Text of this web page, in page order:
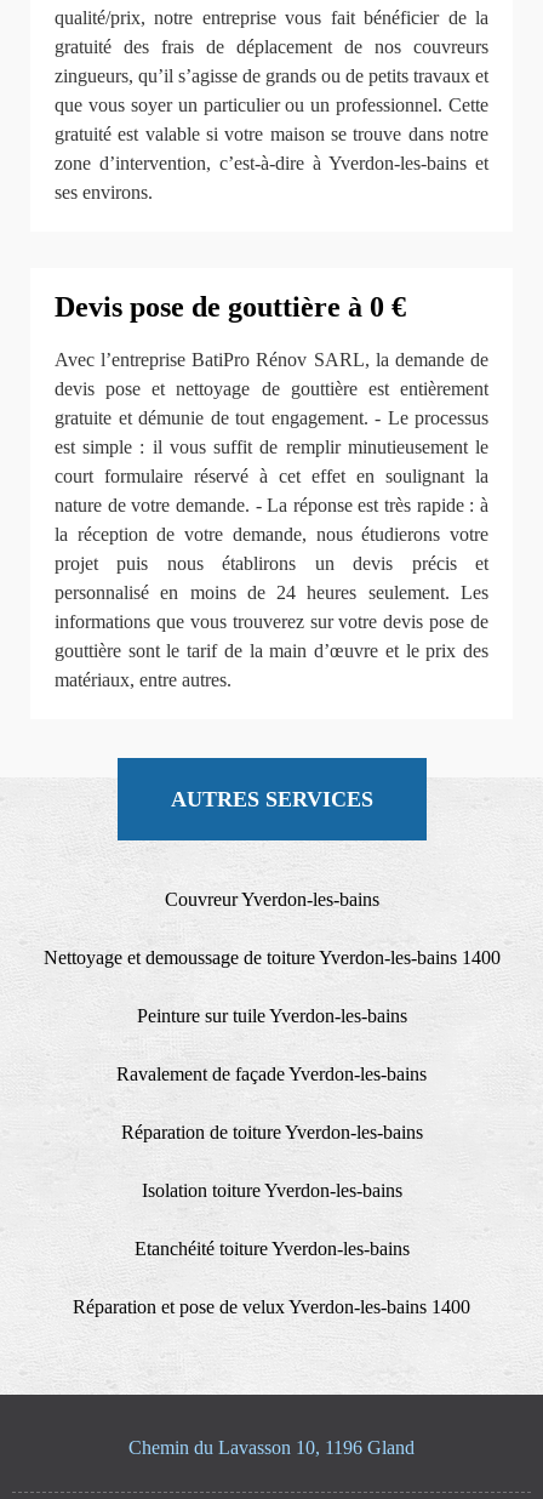
qualité/prix, notre entreprise vous fait bénéficier de la
gratuité des frais de déplacement de nos couvreurs
zingueurs, qu’il s’agisse de grands ou de petits travaux et
que vous soyer un particulier ou un professionnel. Cette
gratuité est valable si votre maison se trouve dans notre
zone d’intervention, c’est-à-dire à Yverdon-les-bains et
ses environs.
Devis pose de gouttière à 0 €
Avec l’entreprise BatiPro Rénov SARL, la demande de
devis pose et nettoyage de gouttière est entièrement
gratuite et démunie de tout engagement. - Le processus
est simple : il vous suffit de remplir minutieusement le
court formulaire réservé à cet effet en soulignant la
nature de votre demande. - La réponse est très rapide : à
la réception de votre demande, nous étudierons votre
projet puis nous établirons un devis précis et
personnalisé en moins de 24 heures seulement. Les
informations que vous trouverez sur votre devis pose de
gouttière sont le tarif de la main d’œuvre et le prix des
matériaux, entre autres.
AUTRES SERVICES
Couvreur Yverdon-les-bains
Nettoyage et demoussage de toiture Yverdon-les-bains 1400
Peinture sur tuile Yverdon-les-bains
Ravalement de façade Yverdon-les-bains
Réparation de toiture Yverdon-les-bains
Isolation toiture Yverdon-les-bains
Etanchéité toiture Yverdon-les-bains
Réparation et pose de velux Yverdon-les-bains 1400
Chemin du Lavasson 10, 1196 Gland